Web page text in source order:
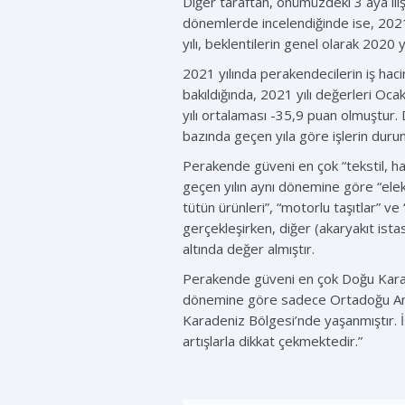
dönemlerde incelendiğinde ise,
yılı, beklentilerin genel olarak 2020
2021 yılında perakendecilerin iş
bakıldığında, 2021 yılı değerleri
yılı ortalaması -35,9 puan
bazında geçen yıla göre işlerin
Perakende güveni en çok “tekstil,
geçen yılın aynı dönemine göre
tütün ürünleri”, “motorlu taşıtlar”
gerçekleşirken, diğer (akaryakıt
altında değer almıştır.
Perakende güveni en çok Doğu
dönemine göre sadece Ortadoğu
Karadeniz Bölgesi’nde
artışlarla dikkat çekmektedir.”